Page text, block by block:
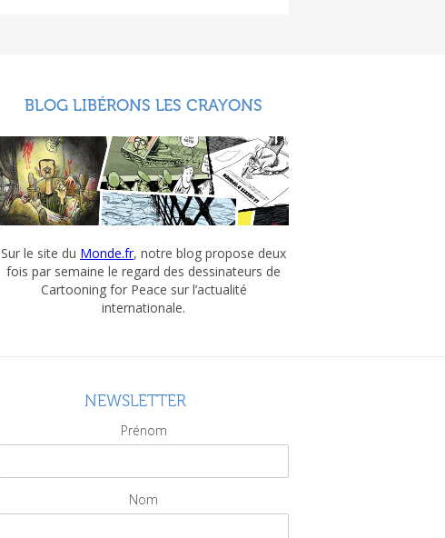
BLOG LIBÉRONS LES CRAYONS
Sur le site du Monde.fr, notre blog propose deux
fois par semaine le regard des dessinateurs de
Cartooning for Peace sur l’actualité
internationale.
NEWSLETTER
Prénom
Nom